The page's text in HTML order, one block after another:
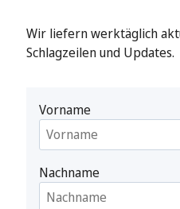
Wir liefern werktäglich
Schlagzeilen und Updates.
Vorname
Nachname